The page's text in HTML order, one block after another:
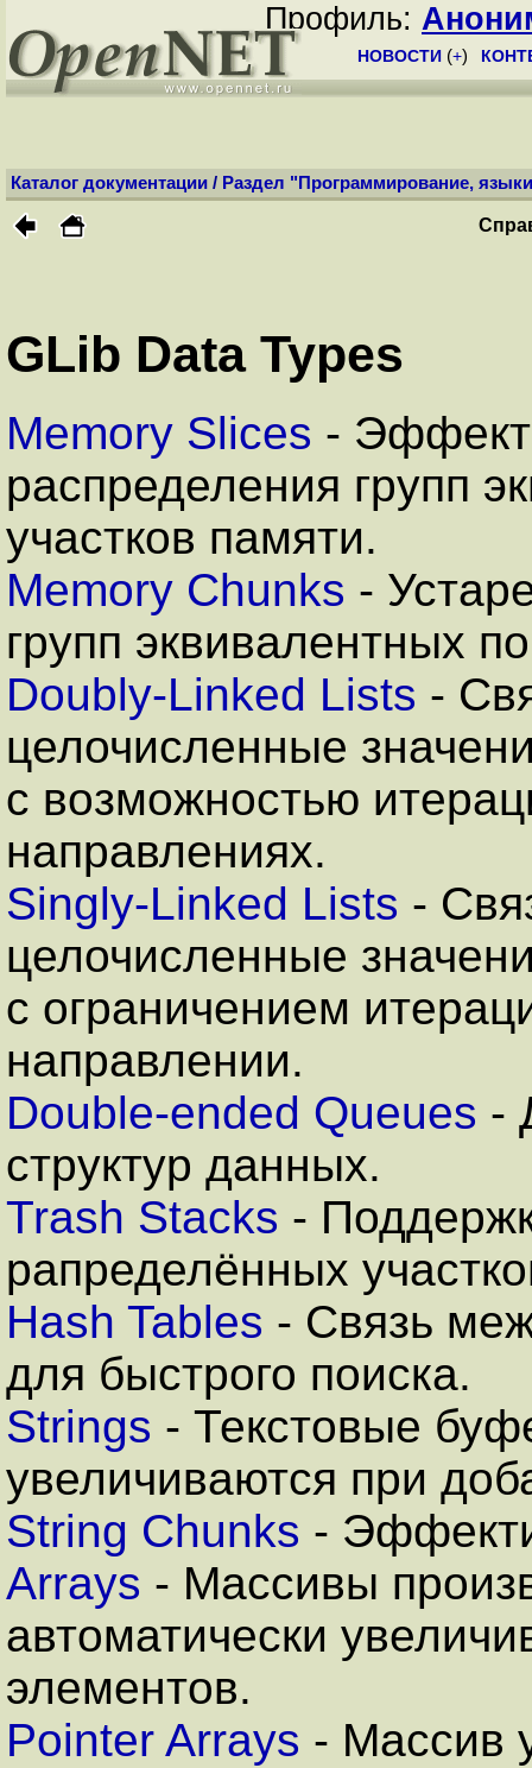
Профиль:
НОВОСТИ (+)
Каталог документации / Раздел "Программирование,
GLib Data Types
Memory Slices -
распределения групп
участков памяти.
Memory Chunks -
групп эквивалентных
Doubly-Linked Lists -
целочисленные
с возможностью
направлениях.
Singly-Linked Lists -
целочисленные
с ограничением
направлении.
Double-ended Queues -
структур данных.
Trash Stacks -
рапределённых
Hash Tables - Связь
для быстрого поиска.
Strings - Текстовые
увеличиваются при
String Chunks -
Arrays - Массивы
автоматически
элементов.
Pointer Arrays - Массив